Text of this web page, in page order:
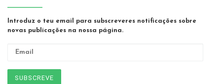
Introduz o teu email para subscreveres notificações sobre
novas publicações na nossa página.
SUBSCREVE